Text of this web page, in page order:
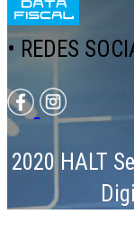
• REDES
2020 HALT